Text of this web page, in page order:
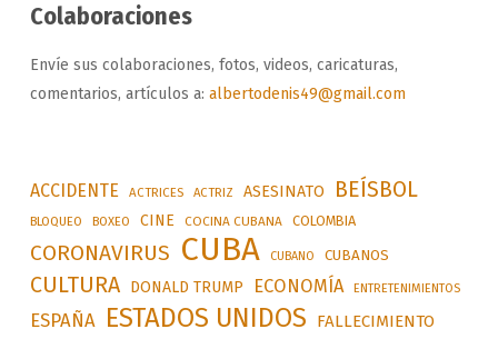
Colaboraciones
Envíe sus colaboraciones, fotos, videos, caricaturas,
comentarios, artículos a: albertodenis49@gmail.com
ACCIDENTE ACTRICES ACTRIZ ASESINATO BEÍSBOL
BLOQUEO BOXEO CINE COCINA CUBANA COLOMBIA
CORONAVIRUS CUBA CUBANO CUBANOS
CULTURA DONALD TRUMP ECONOMÍA ENTRETENIMIENTOS
ESPAÑA ESTADOS UNIDOS FALLECIMIENTO